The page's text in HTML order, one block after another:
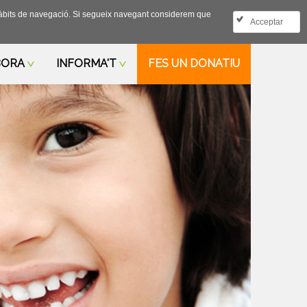
CONTACTE CAT| ESP
INFORMA'T FES UN DONATIU
de navegació. Si segueix navegant considerem que
Acceptar